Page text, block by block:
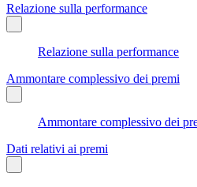
Relazione sulla performance
Relazione sulla performance
Ammontare complessivo dei premi
Ammontare complessivo dei
Dati relativi ai premi